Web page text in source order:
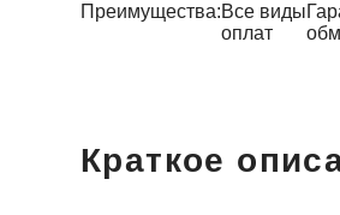
Преимущества:Все виды
оплат
Краткое